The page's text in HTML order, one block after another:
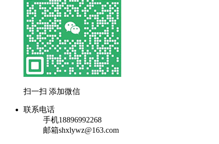
扫一扫 添加微信
联系电话
手机18896992268
邮箱shxlywz@163.com